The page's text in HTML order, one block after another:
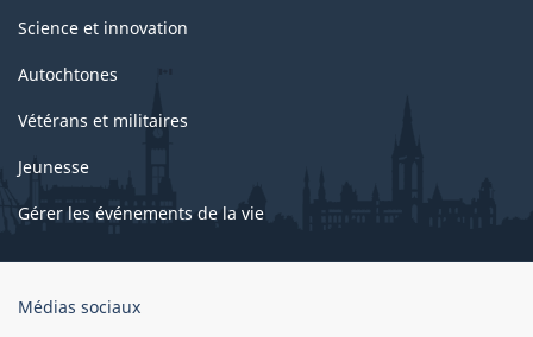
Science et innovation
Autochtones
Vétérans et militaires
Jeunesse
Gérer les événements de la vie
Organisation
Médias sociaux